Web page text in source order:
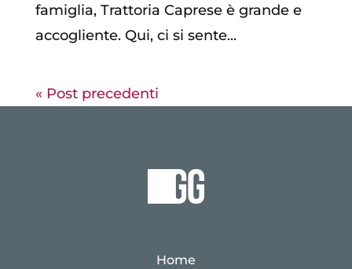
famiglia, Trattoria Caprese è grande e
accogliente. Qui, ci si sente...
« Post precedenti
Home